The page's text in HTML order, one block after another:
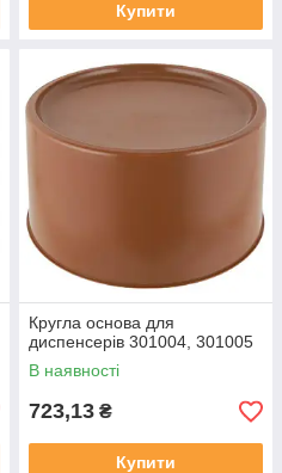
Купити
Кругла основа для
диспенсерів 301004, 301005
В наявності
723,13 ₴
Купити